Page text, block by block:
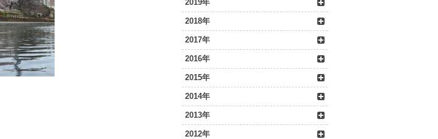
2019年
2018年
2017年
2016年
2015年
2014年
2013年
2012年